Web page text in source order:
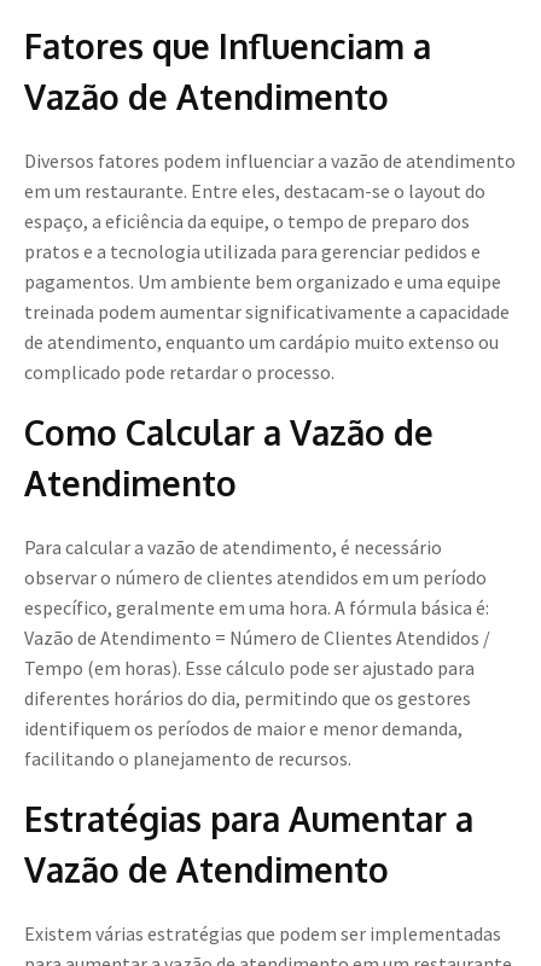
Fatores que Influenciam a
Vazão de Atendimento
Diversos fatores podem influenciar a vazão de atendimento
em um restaurante. Entre eles, destacam-se o layout do
espaço, a eficiência da equipe, o tempo de preparo dos
pratos e a tecnologia utilizada para gerenciar pedidos e
pagamentos. Um ambiente bem organizado e uma equipe
treinada podem aumentar significativamente a capacidade
de atendimento, enquanto um cardápio muito extenso ou
complicado pode retardar o processo.
Como Calcular a Vazão de
Atendimento
Para calcular a vazão de atendimento, é necessário
observar o número de clientes atendidos em um período
específico, geralmente em uma hora. A fórmula básica é:
Vazão de Atendimento = Número de Clientes Atendidos /
Tempo (em horas). Esse cálculo pode ser ajustado para
diferentes horários do dia, permitindo que os gestores
identifiquem os períodos de maior e menor demanda,
facilitando o planejamento de recursos.
Estratégias para Aumentar a
Vazão de Atendimento
Existem várias estratégias que podem ser implementadas